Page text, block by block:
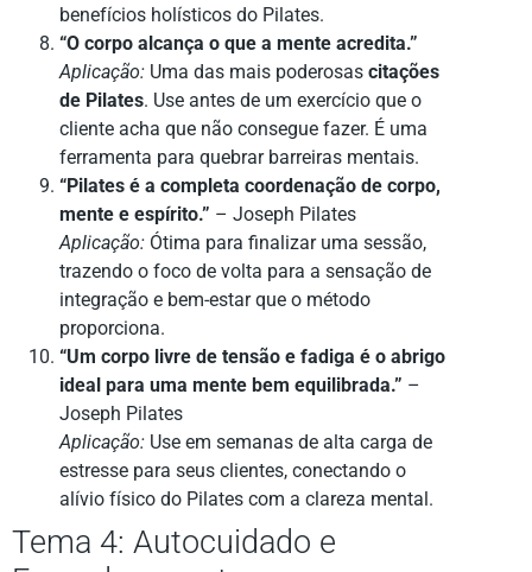
benefícios holísticos do Pilates.
“O corpo alcança o que a mente acredita.”
Aplicação: Uma das mais poderosas citações
de Pilates. Use antes de um exercício que o
cliente acha que não consegue fazer. É uma
ferramenta para quebrar barreiras mentais.
“Pilates é a completa coordenação de corpo,
mente e espírito.” – Joseph Pilates
Aplicação: Ótima para finalizar uma sessão,
trazendo o foco de volta para a sensação de
integração e bem-estar que o método
proporciona.
“Um corpo livre de tensão e fadiga é o abrigo
ideal para uma mente bem equilibrada.” –
Joseph Pilates
Aplicação: Use em semanas de alta carga de
estresse para seus clientes, conectando o
alívio físico do Pilates com a clareza mental.
Tema 4: Autocuidado e